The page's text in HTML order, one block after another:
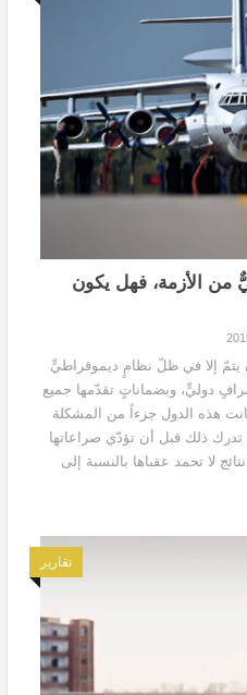
من الأزمة، فهل يكون
يتمّ إلا في ظلّ نظامٍ ديموقراطيٍّ
دوليٍّ، وبضماناتٍ تقدّمها جميع
هذه الدول جزءاً من المشكلة
ذلك قبل أن تؤدّي صراعاتها
لا تحمد عقباها بالنسبة إلى
تقارير